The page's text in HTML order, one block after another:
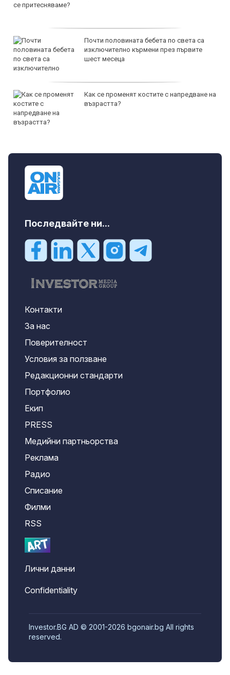
Почти половината бебета по света са
изключително кърмени през първите
шест месеца
Как се променят костите с напредване на
възрастта?
Последвайте ни...
Контакти
За нас
Поверителност
Условия за ползване
Редакционни стандарти
Портфолио
Екип
PRESS
Медийни партньорства
Реклама
Радио
Списание
Филми
RSS
Лични данни
Confidentiality
Investor.BG AD © 2001-2026 bgonair.bg All rights
reserved.